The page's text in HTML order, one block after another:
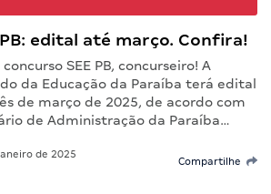
edital até março. Confira!
SEE PB, concurseiro! A
da Educação da Paraíba terá edital
de março de 2025, de acordo com
de Administração da Paraíba…
de 2025
Compartilhe